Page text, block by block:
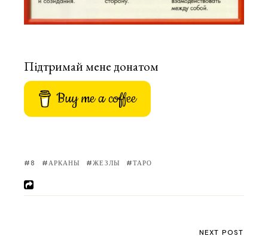
Підтримай мене донатом
Buy me a coffee
8 АРКАНЫ ЖЕЗЛЫ ТАРО
NEXT POST